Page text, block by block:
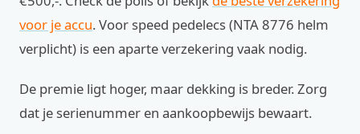
voor je accu. Voor speed pedelecs (NTA 8776 helm
verplicht) is een aparte verzekering vaak nodig.
De premie ligt hoger, maar dekking is breder. Zorg
dat je serienummer en aankoopbewijs bewaart.